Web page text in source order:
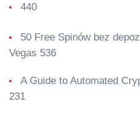
440
50 Free Spinów bez
Vegas 536
A Guide to Automated
231